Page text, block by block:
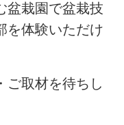
盆栽園で盆栽技
を体験いただけ
ご取材を待ちし